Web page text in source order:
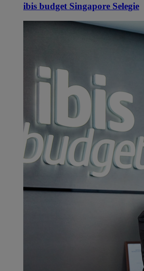
ibis budget Singapore Selegie